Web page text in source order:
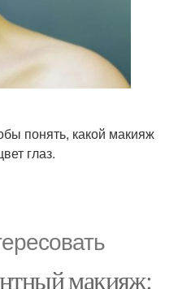
понять, какой макияж
глаз.
макияж: